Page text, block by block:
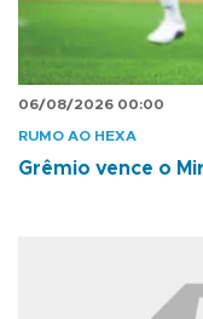
06/08/2026 00:00
RUMO AO HEXA
Grêmio vence o